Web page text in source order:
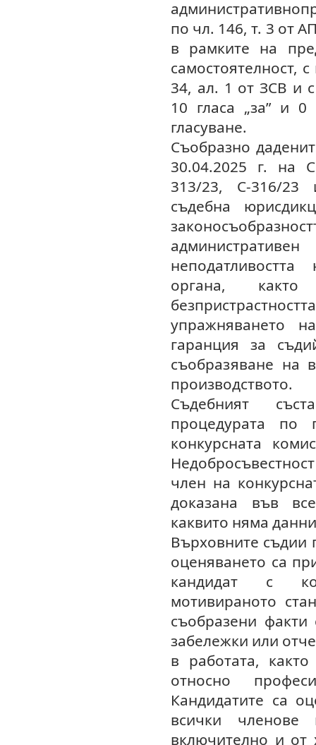
по чл. 146, т. 3 от
в рамките на
самостоятелност,
34, ал. 1 от ЗСВ и
10 гласа „за” и 0
гласуване.
Съобразно
30.04.2025 г. на
313/23, C-316/23
съдебна
органа,
упражняването
гаранция за
съобразяване на
производството.
Съдебният
процедурата по
конкурсната
член на
доказана във
каквито няма
Върховните съдии
оценяването са
кандидат с
мотивираното
съобразени факти
забележки или
в работата,
относно
Кандидатите са
всички членове
включително и от